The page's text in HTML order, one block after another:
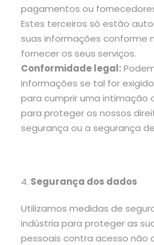
pagamentos ou
Estes terceiros só estão
suas informações conforme
fornecer os seus serviços.
Conformidade legal:
informações se tal for
para cumprir uma intimação
para proteger os nossos
segurança ou a segurança
4. Segurança dos dados
Utilizamos medidas de
indústria para proteger as
pessoais contra acesso não